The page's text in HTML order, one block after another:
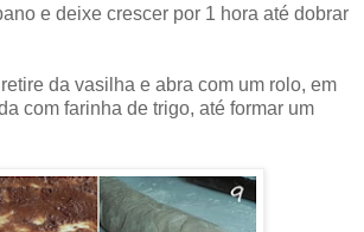
e deixe crescer por 1 hora até dobrar
da vasilha e abra com um rolo, em
com farinha de trigo, até formar um